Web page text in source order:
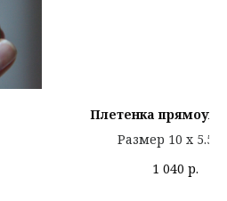
Плетенка
Размер 10 х 5.5
1 040 р.